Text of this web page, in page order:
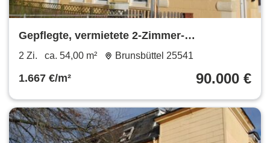
Gepflegte, vermietete 2-Zimmer-
Eigentumswohnung in Ortsrandlage in
2 Zi. ca. 54,00 m² Brunsbüttel 25541
1.667 €/m² 90.000 €